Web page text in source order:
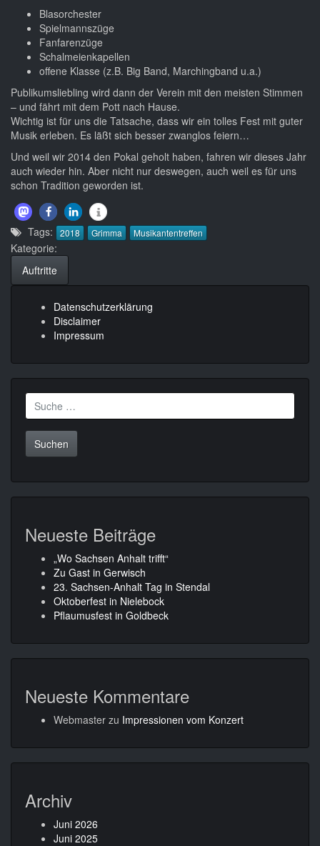
Blasorchester
Spielmannszüge
Fanfarenzüge
Schalmeienkapellen
offene Klasse (z.B. Big Band, Marchingband u.a.)
Publikumsliebling wird dann der Verein mit den meisten Stimmen
– und fährt mit dem Pott nach Hause.
Wichtig ist für uns die Tatsache, dass wir ein tolles Fest mit guter
Musik erleben. Es läßt sich besser zwanglos feiern…
Und weil wir 2014 den Pokal geholt haben, fahren wir dieses Jahr
auch wieder hin. Aber nicht nur deswegen, auch weil es für uns
schon Tradition geworden ist.
Tags: 2018 Grimma Musikantentreffen
Kategorie:
Auftritte
Datenschutzerklärung
Disclaimer
Impressum
Suche
nach:
Neueste Beiträge
„Wo Sachsen Anhalt trifft“
Zu Gast in Gerwisch
23. Sachsen-Anhalt Tag in Stendal
Oktoberfest in Nielebock
Pflaumusfest in Goldbeck
Neueste Kommentare
Webmaster zu Impressionen vom Konzert
Archiv
Juni 2026
Juni 2025